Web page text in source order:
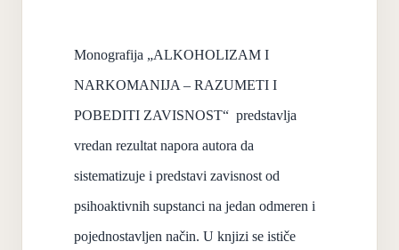
Monografija „ALKOHOLIZAM I
NARKOMANIJA – RAZUMETI I
POBEDITI ZAVISNOST“ predstavlja
vredan rezultat napora autora da
sistematizuje i predstavi zavisnost od
psihoaktivnih supstanci na jedan odmeren i
pojednostavljen način. U knjizi se ističe